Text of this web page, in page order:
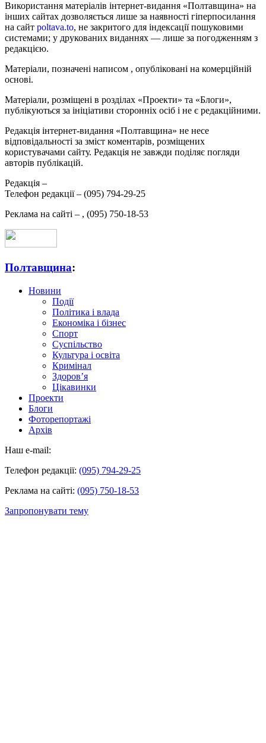
Використання матеріалів інтернет-видання «Полтавщина» на
інших сайтах дозволяється лише за наявності гіперпосилання
на сайт poltava.to, не закритого для індексації пошуковими
системами; у друкованих виданнях — лише за погодженням з
редакцією.
Матеріали, позначені написом , опубліковані на комерційній
основі.
Матеріали, розміщені в розділах «Проекти» та «Блоги»,
публікуються за ініціативи сторонніх осіб і не є редакційними.
Редакція інтернет-видання «Полтавщина» не несе
відповідальності за зміст коментарів, розміщених
користувачами сайту. Редакція не завжди поділяє погляди
авторів публікацій.
Редакція –
Телефон редакції – (095) 794-29-25
Реклама на сайті – , (095) 750-18-53
Полтавщина:
Новини
Події
Політика і влада
Економіка і бізнес
Спорт
Суспільство
Культура і освіта
Кримінал
Здоров’я
Цікавинки
Проекти
Блоги
Фоторепортажі
Архів
Наш e-mail:
Телефон редакції: (095) 794-29-25
Реклама на сайті: (095) 750-18-53
Запропонувати тему